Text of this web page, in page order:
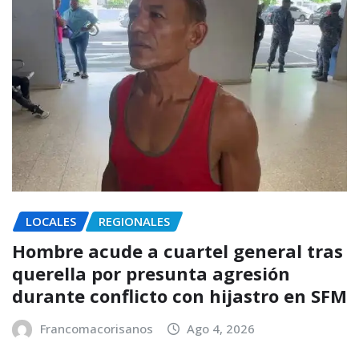
LOCALES REGIONALES
Hombre acude a cuartel general tras
querella por presunta agresión
durante conflicto con hijastro en SFM
Francomacorisanos Ago 4, 2026